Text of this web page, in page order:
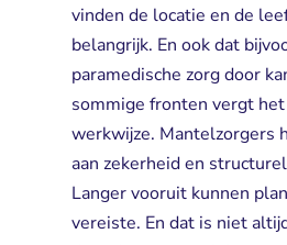
vinden de locatie en de
belangrijk. En ook dat
paramedische zorg door
sommige fronten vergt
werkwijze. Mantelzorgers
aan zekerheid en
Langer vooruit kunnen
vereiste. En dat is niet